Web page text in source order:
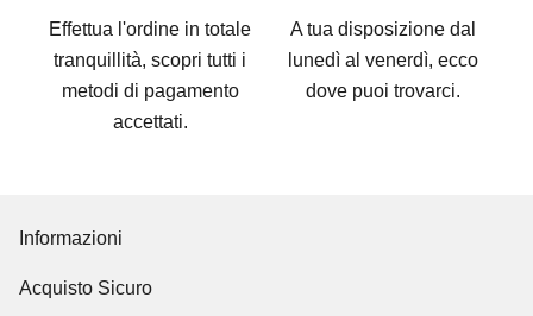
Effettua l'ordine in totale
tranquillità, scopri tutti i
metodi di pagamento
accettati.
A tua disposizione dal
lunedì al venerdì, ecco
dove puoi trovarci.
Informazioni
Acquisto Sicuro